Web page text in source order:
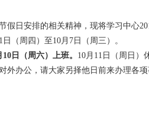
假日安排的相关精神，现将学习中心
（周四）至10月7日（周三）。
日（周六）上班。 10月11日（周日）
外办公，请大家另择他日前来办理各